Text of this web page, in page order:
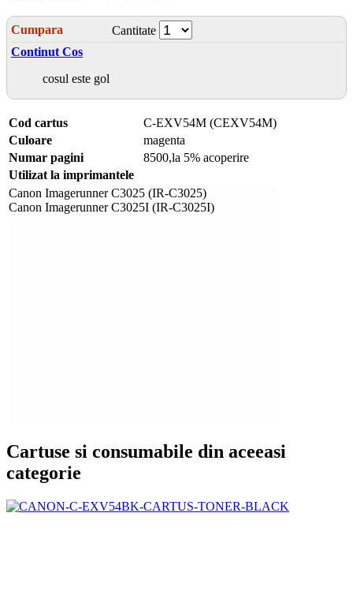
Cumpara
Cantitate
Continut Cos
cosul este gol
Cod cartus
C-EXV54M (CEXV54M)
Culoare
magenta
Numar pagini
8500,la 5% acoperire
Utilizat la imprimantele
Canon Imagerunner C3025 (IR-C3025)
Canon Imagerunner C3025I (IR-C3025I)
Cartuse si consumabile din aceeasi
categorie